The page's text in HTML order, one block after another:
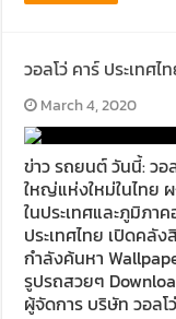
วอลโว่ คาร์ ประเทศ
March 4, 2020
ข่าว รถยนต์ วันนี้: วอ
ใหญ่แห่งใหม่ในไทย
ในประเทศและภูมิภา
ประเทศไทย เปิดคลั
กำลังค้นหา
รูปรถสวยๆ
ผู้จัดการ บริษัท วอลโ